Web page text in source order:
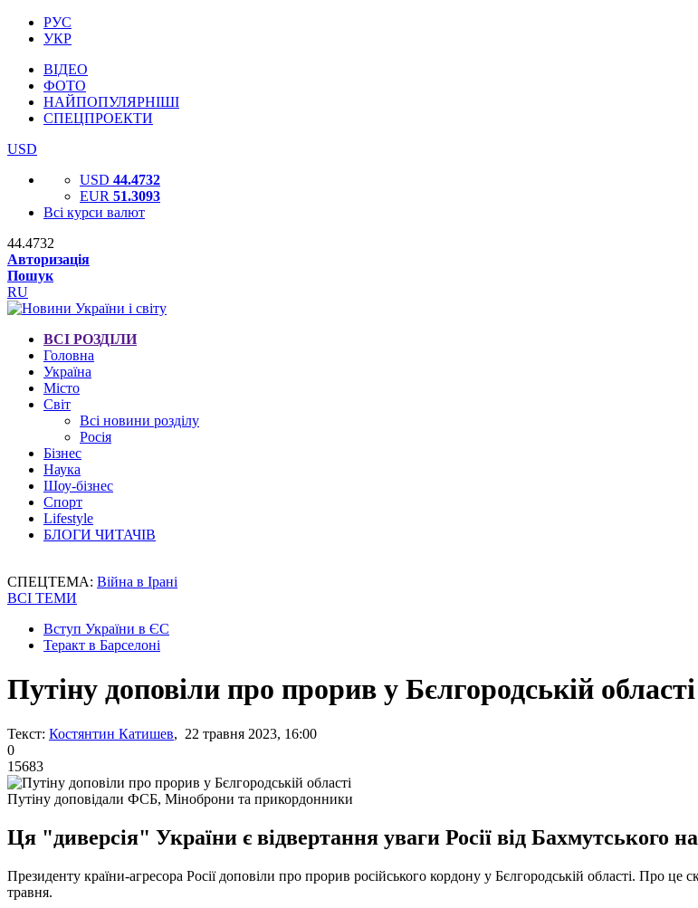
РУС
УКР
ВІДЕО
ФОТО
НАЙПОПУЛЯРНІШІ
СПЕЦПРОЕКТИ
USD
USD 44.4732
EUR 51.3093
Всі курси валют
44.4732
Авторизація
Пошук
RU
ВСІ РОЗДІЛИ
Головна
Україна
Місто
Світ
Всі новини розділу
Росія
Бізнес
Наука
Шоу-бізнес
Спорт
Lifestyle
БЛОГИ ЧИТАЧІВ
СПЕЦТЕМА: Війна в Ірані
ВСІ ТЕМИ
Вступ України в ЄС
Теракт в Барселоні
Путіну доповіли про прорив у Бєлгородській області
Текст: Костянтин Катишев, 22 травня 2023, 16:00
0
15683
Путіну доповідали ФСБ, Міноброни та прикордонники
Ця "диверсія" України є відвертання уваги Росії від Бахмутського
Президенту країни-агресора Росії доповіли про прорив російського кордону у Бєлгородській області. Про
травня.